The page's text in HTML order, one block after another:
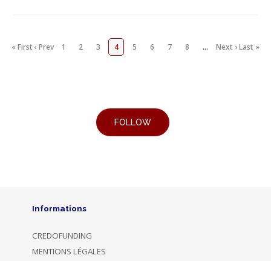
« First‹ Prev 1 2 3 4 5 6 7 8 … Next ›Last »
Informations
CREDOFUNDING
MENTIONS LÉGALES